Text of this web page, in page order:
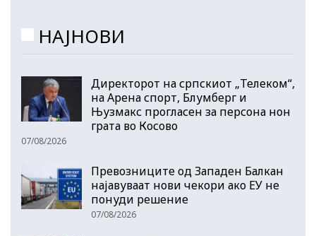
НАЈНОВИ
Директорот на српскиот „Телеком“,
на Арена спорт, Блумберг и
Њузмакс прогласен за персона нон
грата во Косово
07/08/2026
Превозниците од Западен Балкан
најавуваат нови чекори ако ЕУ не
понуди решение
07/08/2026